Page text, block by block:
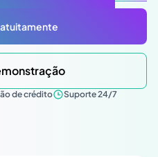
de crédito Suporte 24/7